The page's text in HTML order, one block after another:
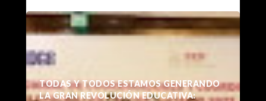
TODAS Y TODOS ESTAMOS GENERANDO
LA GRAN REVOLUCIÓN EDUCATIVA: